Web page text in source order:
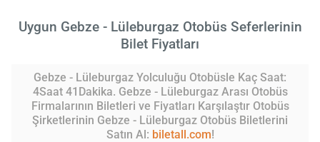
Uygun Gebze - Lüleburgaz Otobüs Seferlerinin
Bilet Fiyatları
Gebze - Lüleburgaz Yolculuğu Otobüsle Kaç Saat:
4Saat 41Dakika. Gebze - Lüleburgaz Arası Otobüs
Firmalarının Biletleri ve Fiyatları Karşılaştır Otobüs
Şirketlerinin Gebze - Lüleburgaz Otobüs Biletlerini
Satın Al: biletall.com!